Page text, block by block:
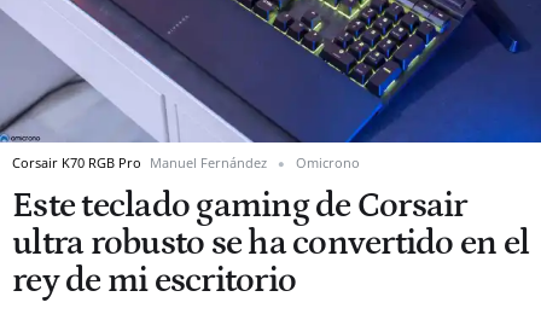
Corsair K70 RGB Pro Manuel Fernández Omicrono
Este teclado gaming de Corsair
ultra robusto se ha convertido en el
rey de mi escritorio